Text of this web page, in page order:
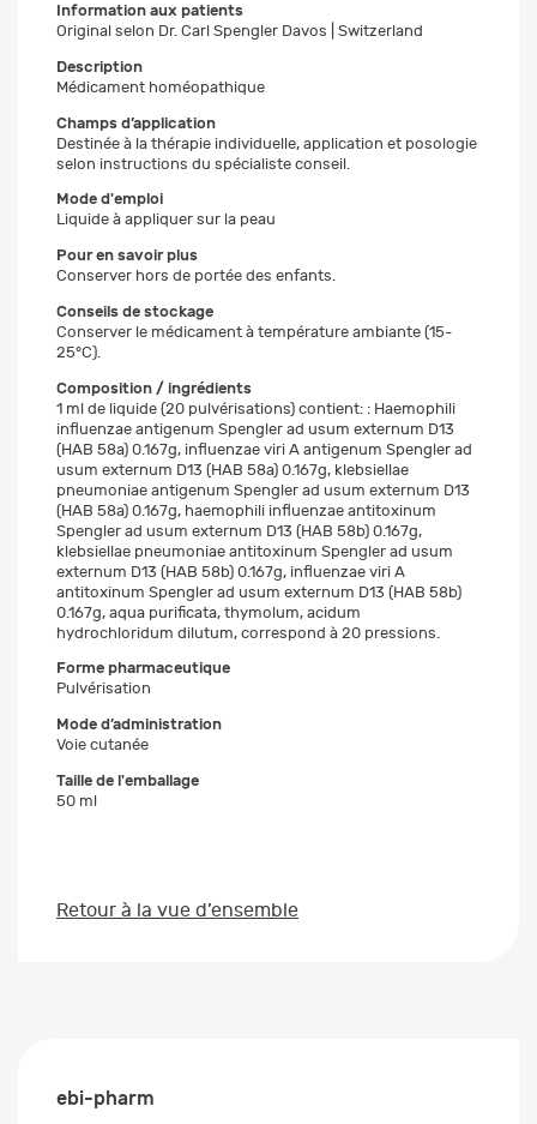
Information aux patients
Original selon Dr. Carl Spengler Davos | Switzerland
Description
Médicament homéopathique
Champs d’application
Destinée à la thérapie individuelle, application et posologie
selon instructions du spécialiste conseil.
Mode d'emploi
Liquide à appliquer sur la peau
Pour en savoir plus
Conserver hors de portée des enfants.
Conseils de stockage
Conserver le médicament à température ambiante (15-
25°C).
Composition / ingrédients
1 ml de liquide (20 pulvérisations) contient: : Haemophili
influenzae antigenum Spengler ad usum externum D13
(HAB 58a) 0.167g, influenzae viri A antigenum Spengler ad
usum externum D13 (HAB 58a) 0.167g, klebsiellae
pneumoniae antigenum Spengler ad usum externum D13
(HAB 58a) 0.167g, haemophili influenzae antitoxinum
Spengler ad usum externum D13 (HAB 58b) 0.167g,
klebsiellae pneumoniae antitoxinum Spengler ad usum
externum D13 (HAB 58b) 0.167g, influenzae viri A
antitoxinum Spengler ad usum externum D13 (HAB 58b)
0.167g, aqua purificata, thymolum, acidum
hydrochloridum dilutum, correspond à 20 pressions.
Forme pharmaceutique
Pulvérisation
Mode d’administration
Voie cutanée
Taille de l'emballage
50 ml
Retour à la vue d’ensemble
ebi-pharm